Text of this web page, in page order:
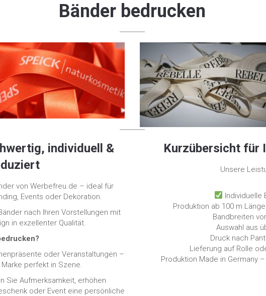
Bänder bedrucken
individuell &
von Werbefreu.de – ideal für
Events oder Dekoration.
nach Ihren Vorstellungen mit
in exzellenter Qualität.
oder Veranstaltungen –
perfekt in Szene.
Sie Aufmerksamkeit, erhöhen
oder Event eine persönliche
Kurzübersicht für
Unsere
Individuelle
Produktion ab 100 m
Bandbreiten
Auswahl aus
Druck nach
Lieferung auf Rolle
Produktion Made in Germany